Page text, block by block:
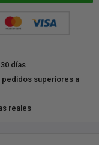
días
pedidos superiores a
reales